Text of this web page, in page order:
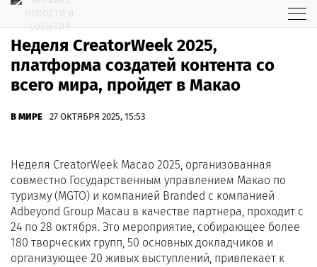
Неделя CreatorWeek 2025,
платформа создатей контента со
всего мира, пройдет в Макао
В МИРЕ 27 ОКТЯБРЯ 2025, 15:53
Неделя CreatorWeek Macao 2025, организованная
совместно Государственным управлением Макао по
туризму (MGTO) и компанией Branded с компанией
Adbeyond Group Macau в качестве партнера, проходит с
24 по 28 октября. Это мероприятие, собирающее более
180 творческих групп, 50 основных докладчиков и
организующее 20 живых выступлений, привлекает к